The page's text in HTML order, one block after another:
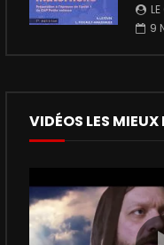
9
VIDÉOS LES MIEUX